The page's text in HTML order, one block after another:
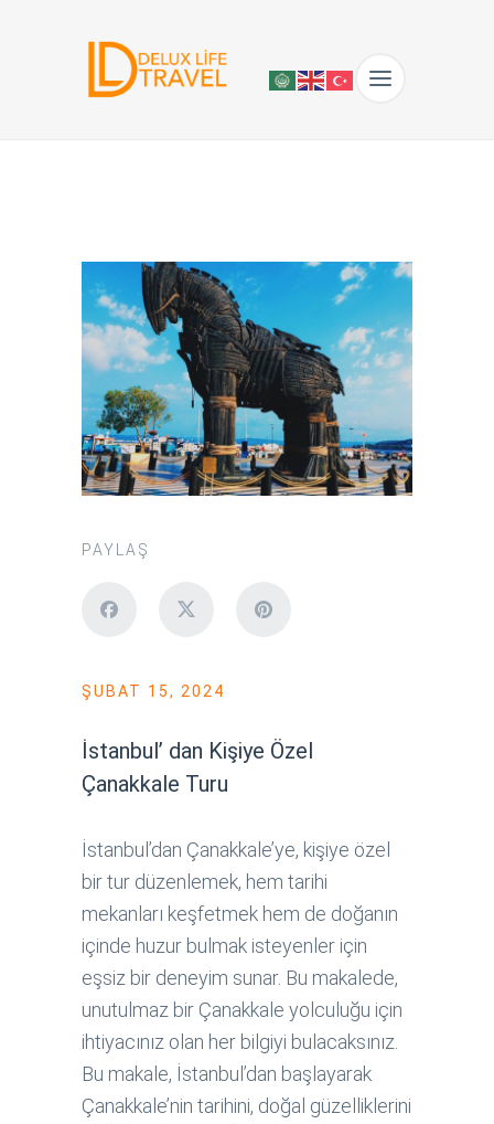
PAYLAŞ
ŞUBAT 15, 2024
İstanbul’ dan Kişiye Özel
Çanakkale Turu
İstanbul’dan Çanakkale’ye, kişiye özel
bir tur düzenlemek, hem tarihi
mekanları keşfetmek hem de doğanın
içinde huzur bulmak isteyenler için
eşsiz bir deneyim sunar. Bu makalede,
unutulmaz bir Çanakkale yolculuğu için
ihtiyacınız olan her bilgiyi bulacaksınız.
Bu makale, İstanbul’dan başlayarak
Çanakkale’nin tarihini, doğal güzelliklerini